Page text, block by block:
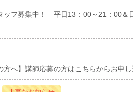
ッフ募集中！ 平日13：00～21：00
方へ】講師応募の方はこちらからお申